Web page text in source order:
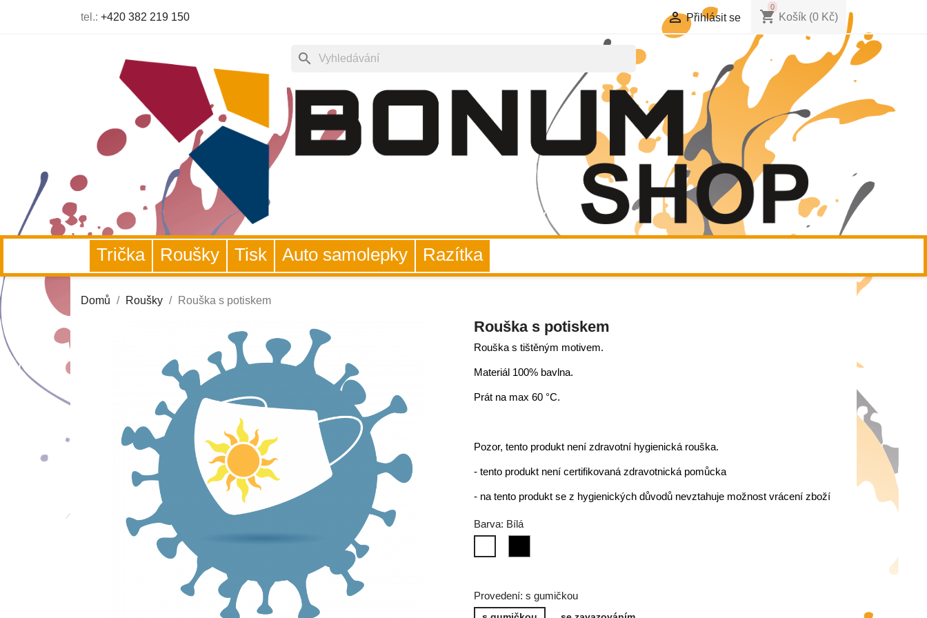
tel.: +420 382 219 150  Přihlásit se shopping_cart Košík
0
(0 Kč)
search
Trička Roušky Tisk Auto samolepky Razítka
Domů Roušky Rouška s potiskem
Rouška s potiskem
Rouška s tištěným motivem.
Materiál 100% bavlna.
Prát na max 60 °C.
Pozor, tento produkt není zdravotní hygienická rouška.
- tento produkt není certifikovaná zdravotnická pomůcka
- na tento produkt se z hygienických důvodů nevztahuje možnost vrácení zboží
Barva: Bílá
Provedení: s gumičkou